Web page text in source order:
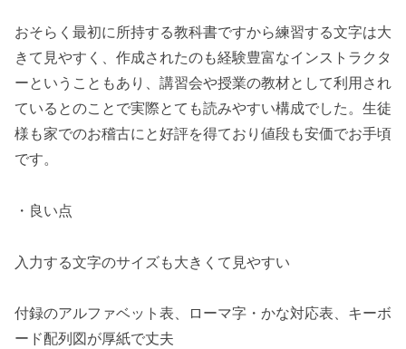
おそらく最初に所持する教科書ですから練習する文字は大
きて見やすく、作成されたのも経験豊富なインストラクタ
ーということもあり、講習会や授業の教材として利用され
ているとのことで実際とても読みやすい構成でした。生徒
様も家でのお稽古にと好評を得ており値段も安価でお手頃
です。
・良い点
入力する文字のサイズも大きくて見やすい
付録のアルファベット表、ローマ字・かな対応表、キーボ
ード配列図が厚紙で丈夫